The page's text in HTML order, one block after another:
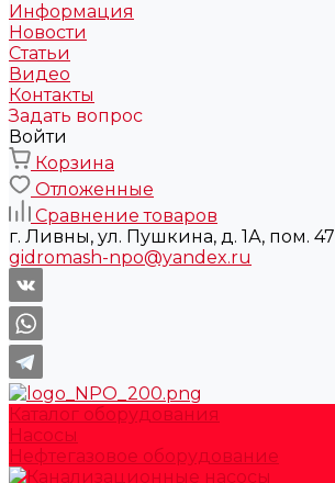
Информация
Новости
Статьи
Видео
Контакты
Задать вопрос
Войти
Корзина
Отложенные
Сравнение товаров
г. Ливны, ул. Пушкина, д. 1А, пом. 47
gidromash-npo@yandex.ru
Каталог оборудования
Насосы
Нефтегазовое оборудование